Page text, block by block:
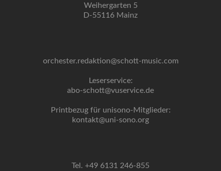
Weihergarten 5
D-55116 Mainz
orchester.redaktion@schott-music.com
Leserservice:
abo-schott@vuservice.de
Printbezug für unisono-Mitglieder:
kontakt@uni-sono.org
Tel. +49 6131 246-855